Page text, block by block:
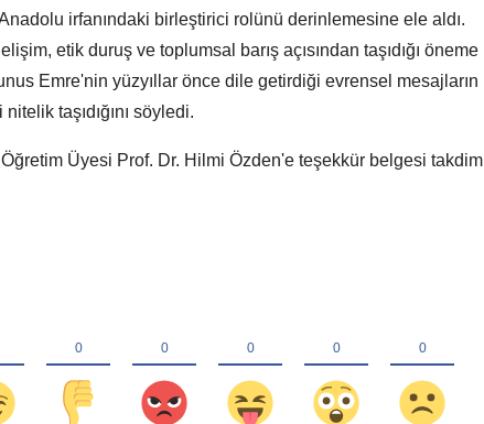
irfanındaki birleştirici rolünü derinlemesine ele aldı.
etik duruş ve toplumsal barış açısından taşıdığı öneme
Emre'nin yüzyıllar önce dile getirdiği evrensel mesajların
taşıdığını söyledi.
Üyesi Prof. Dr. Hilmi Özden'e teşekkür belgesi takdim